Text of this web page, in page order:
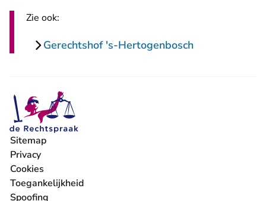
Zie ook:
Gerechtshof 's-Hertogenbosch
Sitemap
Privacy
Cookies
Toegankelijkheid
Spoofing